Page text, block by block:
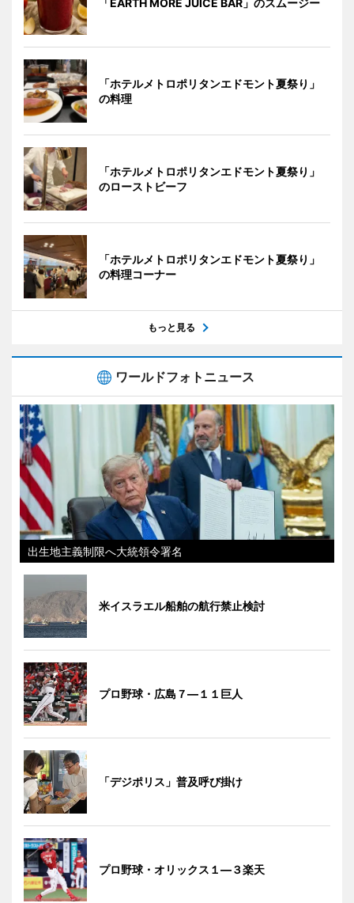
「ホテルメトロポリタンエドモント夏祭り」
の料理
「ホテルメトロポリタンエドモント夏祭り」
のローストビーフ
「ホテルメトロポリタンエドモント夏祭り」
の料理コーナー
もっと見る
ワールドフォトニュース
出生地主義制限へ大統領令署名
米イスラエル船舶の航行禁止検討
プロ野球・広島７―１１巨人
「デジポリス」普及呼び掛け
プロ野球・オリックス１―３楽天